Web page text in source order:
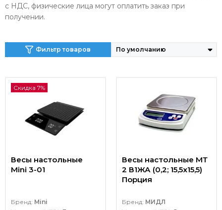
с НДС, физические лица могут оплатить заказ при
получении.
Фильтр товаров
Скидка 7%
Весы настольные
Mini 3-01
Бренд: Mini
Весы настольные МТ
2 В1ЖА (0,2; 15,5х15,5)
Порция
Бренд: МИДЛ